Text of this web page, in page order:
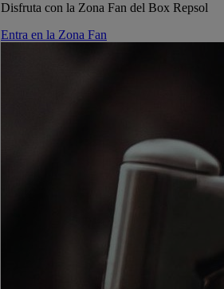
Disfruta con la Zona Fan del Box Repsol
Entra en la Zona Fan